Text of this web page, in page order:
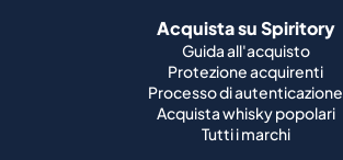
Acquista su Spiritory
Guida all'acquisto
Protezione acquirenti
Processo di autenticazione
Acquista whisky popolari
Tutti i marchi